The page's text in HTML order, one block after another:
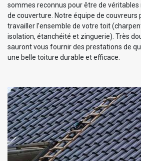
sommes reconnus pour être de
de couverture. Notre équipe de
travailler l’ensemble de votre toit
isolation, étanchéité et zinguerie). Très
sauront vous fournir des prestations de
une belle toiture durable et efficace.